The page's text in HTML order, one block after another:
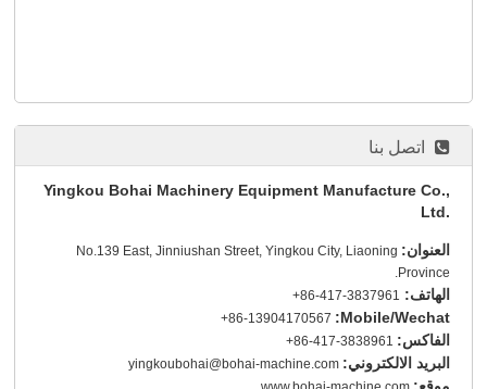
اتصل بنا
Yingkou Bohai Machinery Equipment Manufacture Co.,
Ltd.
العنوان: No.139 East, Jinniushan Street, Yingkou City, Liaoning
Province.
الهاتف: +86-417-3837961
Mobile/Wechat:
+86-13904170567
الفاكس: +86-417-3838961
البريد الالكتروني: yingkoubohai@bohai-machine.com